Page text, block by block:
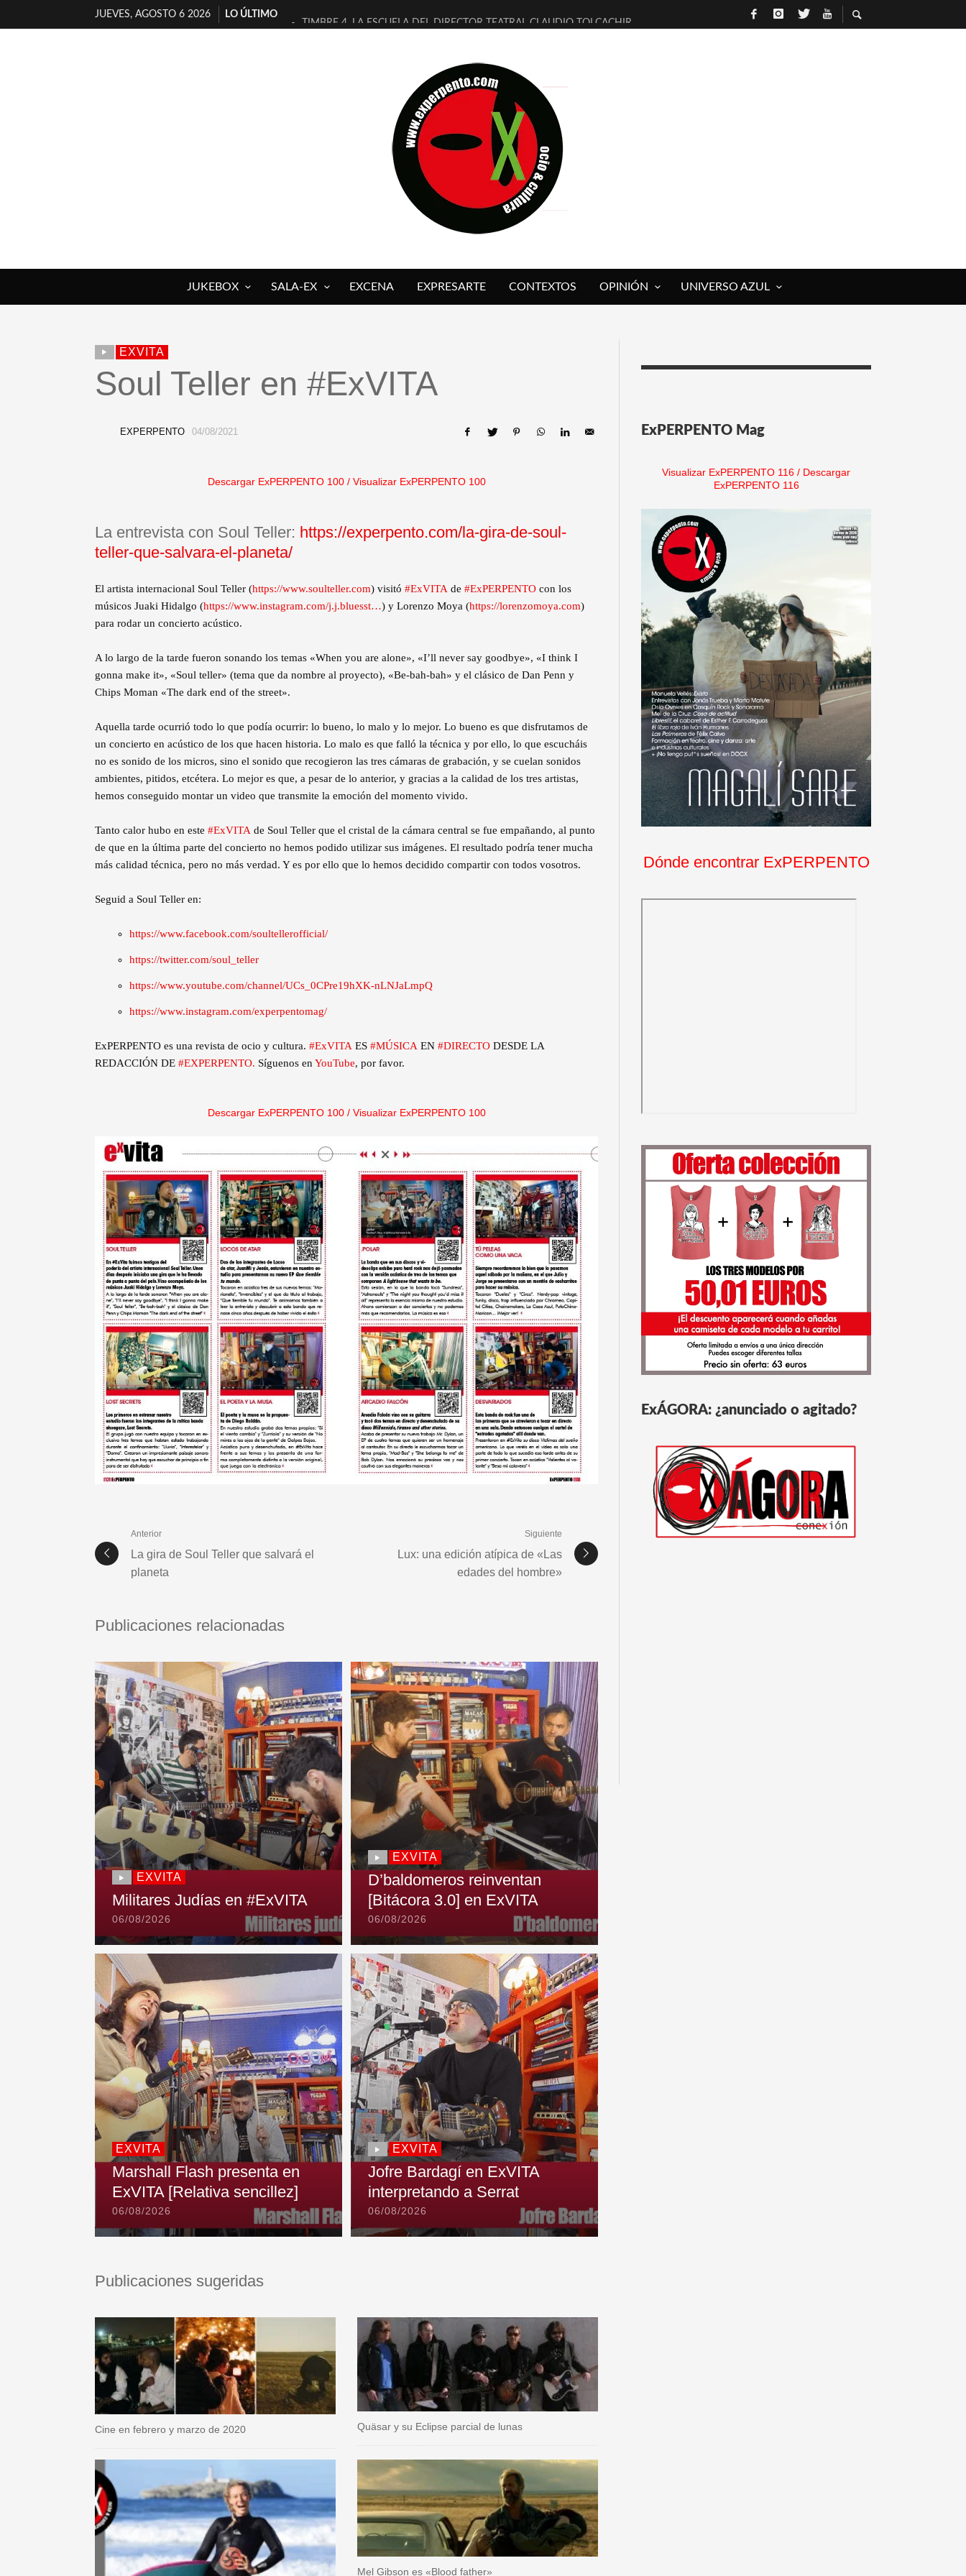
JUEVES, AGOSTO 6 2026
LO ÚLTIMO
TIMBRE 4, LA ESCUELA DEL DIRECTOR TEATRAL CLAUDIO TOLCACHIR
MILITARES JUDÍAS EN #EXVITA
D’BALDOMEROS REINVENTAN [BITÁCORA 3.0] EN EXVITA
MARSHALL FLASH PRESENTA EN EXVITA [RELATIVA SENCILLEZ]
JOFRE BARDAGÍ EN EXVITA INTERPRETANDO A SERRAT
YORCH PRESENTA [CURSO DE ARMONÍA PERSECUTORIA] EN EXVITA
MAGALÍ SARE NOS EXPLICA [DESCASADA]
JUKEBOX SALA-EX EXCENA EXPRESARTE CONTEXTOS OPINIÓN UNIVERSO AZUL
EXVITA
Soul Teller en #ExVITA
EXPERPENTO 04/08/2021
Descargar ExPERPENTO 100/ Visualizar ExPERPENTO 100
La entrevista con Soul Teller: https://experpento.com/la-gira-de-soul-
teller-que-salvara-el-planeta/
El artista internacional Soul Teller (https://www.soulteller.com) visitó #ExVITA de #ExPERPENTO con los
músicos Juaki Hidalgo (https://www.instagram.com/j.j.bluesst…) y Lorenzo Moya (https://lorenzomoya.com)
para rodar un concierto acústico.
A lo largo de la tarde fueron sonando los temas «When you are alone», «I’ll never say goodbye», «I think I
gonna make it», «Soul teller» (tema que da nombre al proyecto), «Be-bah-bah» y el clásico de Dan Penn y
Chips Moman «The dark end of the street».
Aquella tarde ocurrió todo lo que podía ocurrir: lo bueno, lo malo y lo mejor. Lo bueno es que disfrutamos de
un concierto en acústico de los que hacen historia. Lo malo es que falló la técnica y por ello, lo que escucháis
no es sonido de los micros, sino el sonido que recogieron las tres cámaras de grabación, y se cuelan sonidos
ambientes, pitidos, etcétera. Lo mejor es que, a pesar de lo anterior, y gracias a la calidad de los tres artistas,
hemos conseguido montar un video que transmite la emoción del momento vivido.
Tanto calor hubo en este #ExVITA de Soul Teller que el cristal de la cámara central se fue empañando, al punto
de que en la última parte del concierto no hemos podido utilizar sus imágenes. El resultado podría tener mucha
más calidad técnica, pero no más verdad. Y es por ello que lo hemos decidido compartir con todos vosotros.
Seguid a Soul Teller en:
https://www.facebook.com/soultellerofficial/
https://twitter.com/soul_teller
https://www.youtube.com/channel/UCs_0CPre19hXK-nLNJaLmpQ
https://www.instagram.com/experpentomag/
ExPERPENTO es una revista de ocio y cultura. #ExVITA ES #MÚSICA EN #DIRECTO DESDE LA
REDACCIÓN DE #EXPERPENTO. Síguenos en YouTube, por favor.
Descargar ExPERPENTO 100/ Visualizar ExPERPENTO 100
Anterior
La gira de Soul Teller que salvará el
planeta
Siguiente
Lux: una edición atípica de «Las
edades del hombre»
Publicaciones relacionadas
EXVITA
Militares Judías en #ExVITA
06/08/2026
EXVITA
D’baldomeros reinventan
[Bitácora 3.0] en ExVITA
06/08/2026
EXVITA
Marshall Flash presenta en
ExVITA [Relativa sencillez]
06/08/2026
EXVITA
Jofre Bardagí en ExVITA
interpretando a Serrat
06/08/2026
Publicaciones sugeridas
Cine en febrero y marzo de 2020 Quäsar y su Eclipse parcial de lunas
Mel Gibson es «Blood father»
ExPERPENTO Mag
Visualizar ExPERPENTO 116 / Descargar
ExPERPENTO 116
Dónde encontrar ExPERPENTO
ExÁGORA: ¿anunciado o agitado?